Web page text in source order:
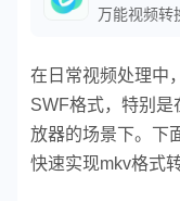
在日常视频处理中
SWF格式，特别
放器的场景下。下
快速实现mkv格式